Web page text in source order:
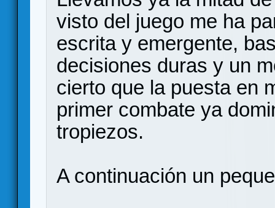
visto del juego me ha
escrita y emergente,
decisiones duras y un
cierto que la puesta en
primer combate ya
tropiezos.
A continuación un